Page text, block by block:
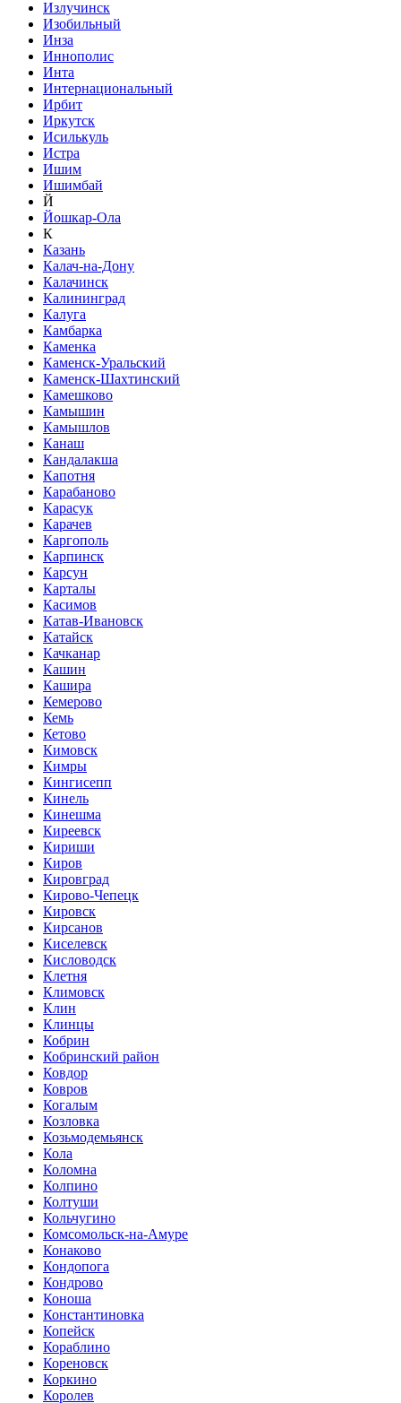
Излучинск
Изобильный
Инза
Иннополис
Инта
Интернациональный
Ирбит
Иркутск
Исилькуль
Истра
Ишим
Ишимбай
Й
Йошкар-Ола
К
Казань
Калач-на-Дону
Калачинск
Калининград
Калуга
Камбарка
Каменка
Каменск-Уральский
Каменск-Шахтинский
Камешково
Камышин
Камышлов
Канаш
Кандалакша
Капотня
Карабаново
Карасук
Карачев
Каргополь
Карпинск
Карсун
Карталы
Касимов
Катав-Ивановск
Катайск
Качканар
Кашин
Кашира
Кемерово
Кемь
Кетово
Кимовск
Кимры
Кингисепп
Кинель
Кинешма
Киреевск
Кириши
Киров
Кировград
Кирово-Чепецк
Кировск
Кирсанов
Киселевск
Кисловодск
Клетня
Климовск
Клин
Клинцы
Кобрин
Кобринский район
Ковдор
Ковров
Когалым
Козловка
Козьмодемьянск
Кола
Коломна
Колпино
Колтуши
Кольчугино
Комсомольск-на-Амуре
Конаково
Кондопога
Кондрово
Коноша
Константиновка
Копейск
Кораблино
Кореновск
Коркино
Королев